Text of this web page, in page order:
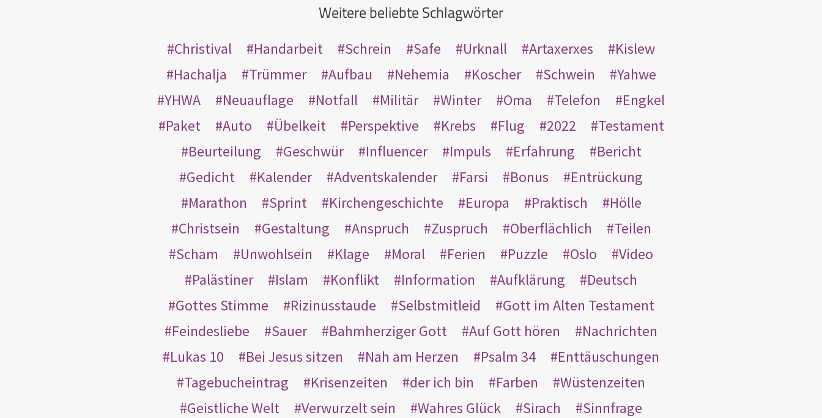
Weitere beliebte Schlagwörter
Christival Handarbeit Schrein Safe Urknall Artaxerxes
Kislew
Hachalja
Trümmer Aufbau Nehemia Koscher Schwein
Yahwe
YHWA
Neuauflage Notfall Militär Winter Oma Telefon
Engkel
Paket
Auto Übelkeit Perspektive Krebs Flug 2022
Testament
Beurteilung
Geschwür Influencer Impuls Erfahrung
Bericht
Gedicht
Kalender Adventskalender Farsi Bonus
Entrückung
Marathon
Sprint Kirchengeschichte Europa Praktisch
Hölle
Christsein
Gestaltung Anspruch Zuspruch Oberflächlich
Teilen
Scham
Unwohlsein Klage Moral Ferien Puzzle Oslo
Video
Palästiner
Islam Konflikt Information Aufklärung
Deutsch
Gottes Stimme
Rizinusstaude Selbstmitleid
Gott im Alten Testament
Feindesliebe
Sauer Bahmherziger Gott Auf Gott hören
Nachrichten
Lukas 10
Bei Jesus sitzen Nah am Herzen Psalm 34
Enttäuschungen
Tagebucheintrag
Krisenzeiten der ich bin Farben
Wüstenzeiten
Geistliche Welt
Verwurzelt sein Wahres Glück Sirach
Sinnfrage